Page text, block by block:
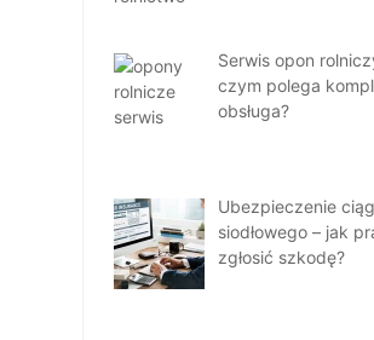
Serwis opon
czym polega
obsługa?
Ubezpieczenie
siodłowego – jak
zgłosić szkodę?